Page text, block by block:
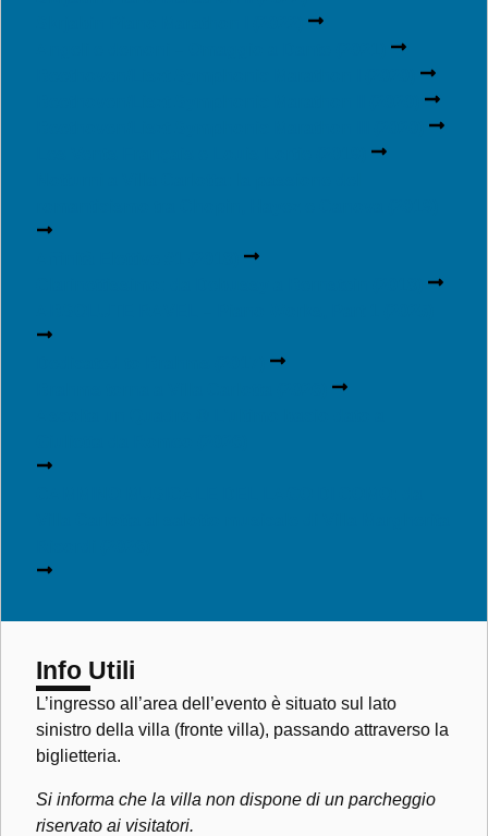
Info Utili
L’ingresso all’area dell’evento è situato sul lato
sinistro della villa (fronte villa), passando attraverso la
biglietteria.
Si informa che la villa non dispone di un parcheggio
riservato ai visitatori.